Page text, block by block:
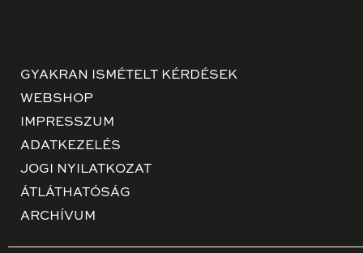
GYAKRAN ISMÉTELT KÉRDÉSEK
WEBSHOP
IMPRESSZUM
ADATKEZELÉS
JOGI NYILATKOZAT
ÁTLÁTHATÓSÁG
ARCHÍVUM